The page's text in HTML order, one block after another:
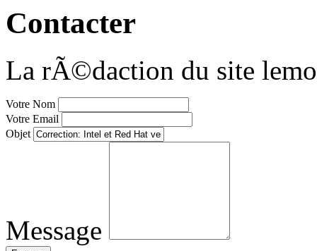
Contacter
La rÃ©daction du site
Votre Nom
Votre Email
Objet
Message